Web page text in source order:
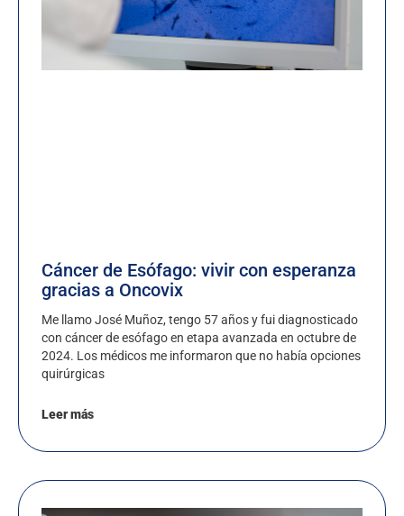
Cáncer de Esófago: vivir con esperanza
gracias a Oncovix
Me llamo José Muñoz, tengo 57 años y fui diagnosticado
con cáncer de esófago en etapa avanzada en octubre de
2024. Los médicos me informaron que no había opciones
quirúrgicas
Leer más